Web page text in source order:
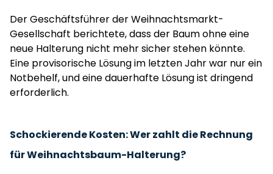
Der Geschäftsführer der Weihnachtsmarkt-
Gesellschaft berichtete, dass der Baum ohne eine
neue Halterung nicht mehr sicher stehen könnte.
Eine provisorische Lösung im letzten Jahr war nur ein
Notbehelf, und eine dauerhafte Lösung ist dringend
erforderlich.
Schockierende Kosten: Wer zahlt die Rechnung
für Weihnachtsbaum-Halterung?